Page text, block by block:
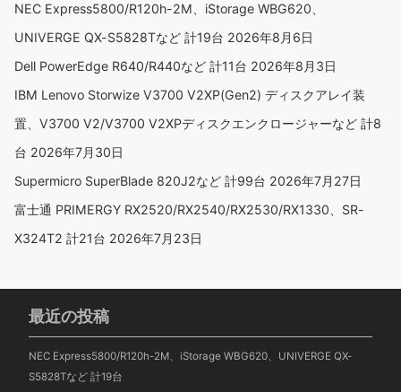
NEC Express5800/R120h-2M、iStorage WBG620、
UNIVERGE QX-S5828Tなど 計19台 2026年8月6日
Dell PowerEdge R640/R440など 計11台 2026年8月3日
IBM Lenovo Storwize V3700 V2XP(Gen2) ディスクアレイ装
置、V3700 V2/V3700 V2XPディスクエンクロージャーなど 計8
台 2026年7月30日
Supermicro SuperBlade 820J2など 計99台 2026年7月27日
富士通 PRIMERGY RX2520/RX2540/RX2530/RX1330、SR-
X324T2 計21台 2026年7月23日
最近の投稿
NEC Express5800/R120h-2M、iStorage WBG620、UNIVERGE QX-
S5828Tなど 計19台